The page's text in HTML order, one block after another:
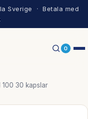
Sverige · Betala med
0
100 30 kapslar